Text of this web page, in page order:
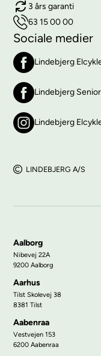
3 års garanti
63 15 00 00
Sociale medier
Lindebjerg
Lindebjerg Senior
Lindebjerg
LINDEBJERG A/S
Aalborg
Nibevej 22A
9200 Aalborg
Aarhus
Tilst Skolevej 38
8381 Tilst
Aabenraa
Vestvejen 153
6200 Aabenraa